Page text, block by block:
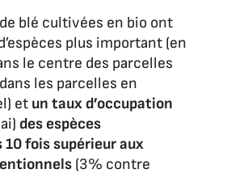
blé cultivées en bio ont
plus important (en
le centre des parcelles
les parcelles en
et un taux d’occupation
des espèces
fois supérieur aux
(3% contre